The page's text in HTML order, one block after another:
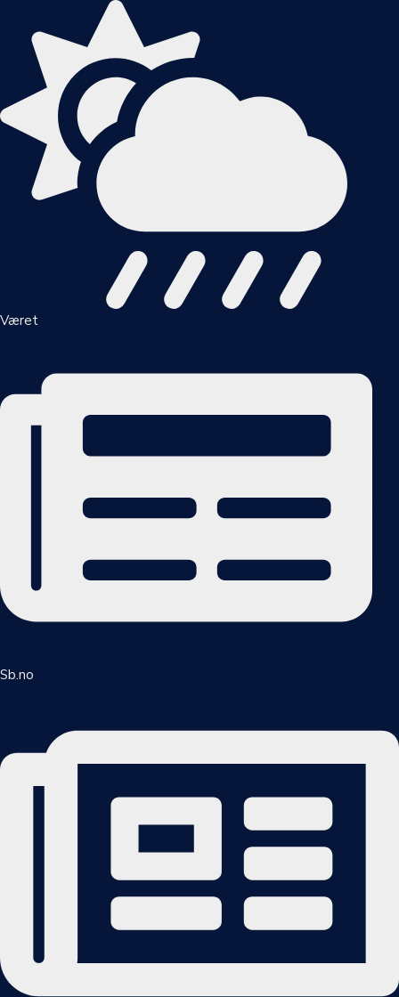
Været
Sb.no